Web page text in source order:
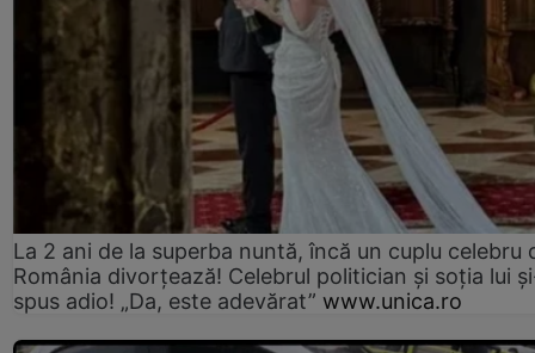
La 2 ani de la superba nuntă, încă un cuplu celebru
România divorțează! Celebrul politician și soția lui
spus adio! „Da, este adevărat” www.unica.ro